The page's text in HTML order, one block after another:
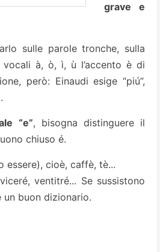
grave e
sulle parole tronche, sulla
à, ò, ì, ù l’accento è di
però: Einaudi esige “piú”,
“e”, bisogna distinguere il
chiuso é.
essere), cioè, caffè, tè...
ventitré... Se sussistono
buon dizionario.